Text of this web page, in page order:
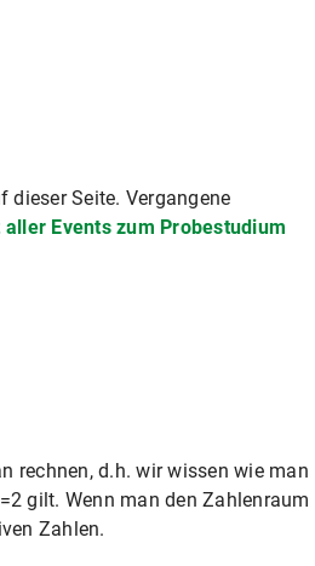
Seite. Vergangene
Events zum Probestudium
rechnen, d.h. wir wissen wie man
gilt. Wenn man den Zahlenraum
Zahlen.